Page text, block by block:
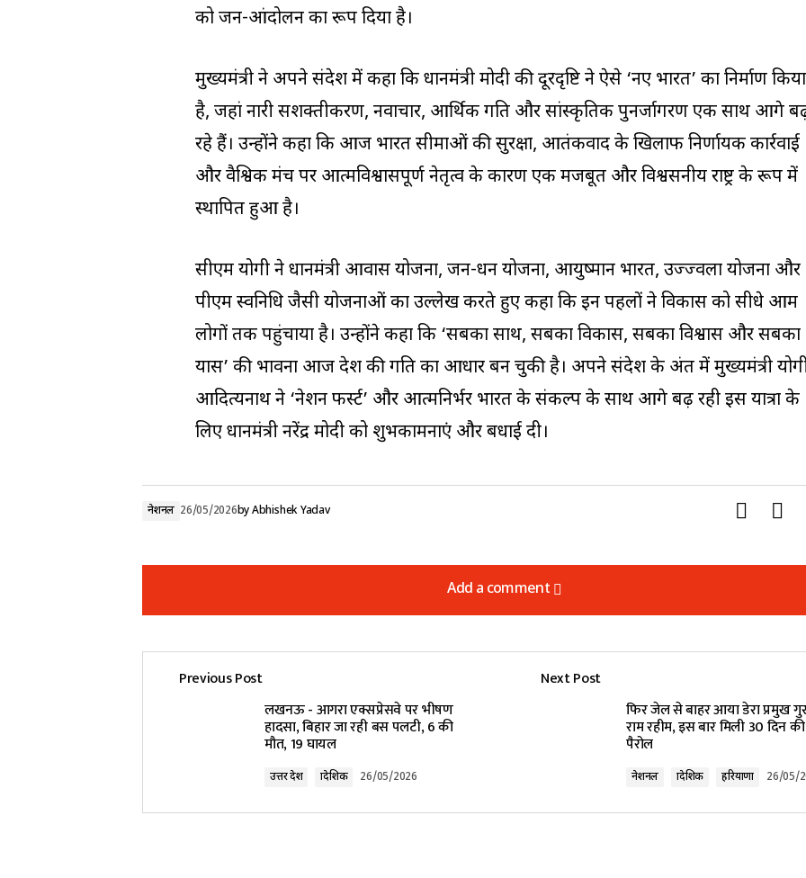
को जन-आंदोलन का रूप दिया है।
मुख्यमंत्री ने अपने संदेश में कहा कि प्रधानमंत्री मोदी की दूरदृष्टि ने ऐसे ‘नए भारत’ का निर्माण किया
है, जहां नारी सशक्तीकरण, नवाचार, आर्थिक प्रगति और सांस्कृतिक पुनर्जागरण एक साथ आगे
रहे हैं। उन्होंने कहा कि आज भारत सीमाओं की सुरक्षा, आतंकवाद के खिलाफ निर्णायक कार्रवाई
और वैश्विक मंच पर आत्मविश्वासपूर्ण नेतृत्व के कारण एक मजबूत और विश्वसनीय राष्ट्र के रूप में
स्थापित हुआ है।
सीएम योगी ने प्रधानमंत्री आवास योजना, जन-धन योजना, आयुष्मान भारत, उज्ज्वला योजना और
पीएम स्वनिधि जैसी योजनाओं का उल्लेख करते हुए कहा कि इन पहलों ने विकास को सीधे आम
लोगों तक पहुंचाया है। उन्होंने कहा कि ‘सबका साथ, सबका विकास, सबका विश्वास और सबका
प्रयास’ की भावना आज देश की प्रगति का आधार बन चुकी है। अपने संदेश के अंत में मुख्यमंत्री
आदित्यनाथ ने ‘नेशन फर्स्ट’ और आत्मनिर्भर भारत के संकल्प के साथ आगे बढ़ रही इस यात्रा के
लिए प्रधानमंत्री नरेंद्र मोदी को शुभकामनाएं और बधाई दी।
नेशनल 26/05/2026byAbhishek Yadav
Add a comment
Add a comment
Your email address will not be published. Required fields are marked*
Previous Post
लखनऊ - आगरा एक्सप्रेसवे पर भीषण
हादसा, बिहार जा रही बस पलटी, 6 की
मौत, 19 घायल
उत्तर प्रदेश प्रादेशिक 26/05/2026
Next Post
फिर जेल से बाहर आया डेरा प्रमुख
राम रहीम, इस बार मिली 30 दिन की
पैरोल
नेशनल प्रादेशिक हरियाणा 26/05/